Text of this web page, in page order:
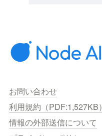
お問い合わせ
利用規約（PDF:1,527KB）
情報の外部送信について